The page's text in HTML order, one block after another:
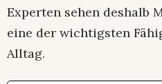
Experten sehen deshalb
eine der wichtigsten
Alltag.